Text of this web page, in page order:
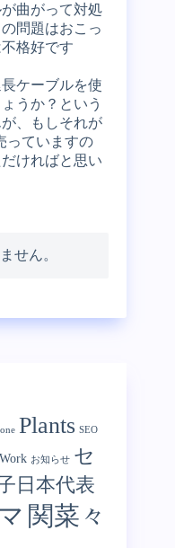
曲がって対処
問題はおこっ
格好です
ケーブルを使
うか？という
、もしそれが
っていますの
ければと思い
せん。
Plants SEO
Work お知らせ セ
日本代表
関菜々